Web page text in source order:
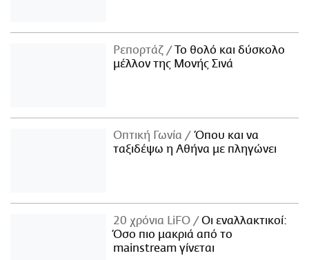
Ρεπορτάζ
Το θολό και δύσκολο
μέλλον της Μονής Σινά
Οπτική Γωνία
Όπου και να
ταξιδέψω η Αθήνα με πληγώνει
20 χρόνια LiFO
Οι εναλλακτικοί:
Όσο πιο μακριά από το
mainstream γίνεται